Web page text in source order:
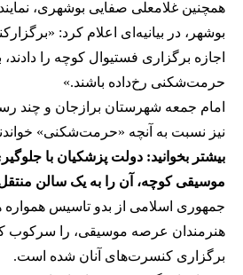
همچنین غلامعلی صفایی بوشهری،
بوشهر، در بیانیه‌ای اعلام کرد:
اجازه برگزاری فستیوال کوچه را
حرمت‌شکنی رخ‌داده باشند.»
امام جمعه شهرستان برازجان و چند
نیز نسبت به آنچه «حرمت‌شکنی»
بیشتر بخوانید: دولت پزشکیان با
موسیقی کوچه، آن را به یک سالن
جمهوری اسلامی از بدو تاسیس‌ همواره
هنرمندان عرصه موسیقی، را سرکوب
برگزاری کنسرت‌های آنان شده است.